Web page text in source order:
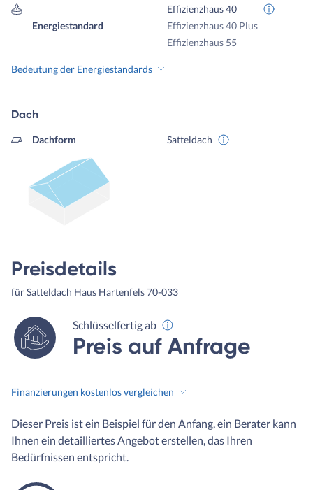
Energiestandard
Effizienzhaus 40
Effizienzhaus 40 Plus
Effizienzhaus 55
Bedeutung der Energiestandards
Dach
Dachform Satteldach
Preisdetails
für Satteldach Haus Hartenfels 70-033
Schlüsselfertig ab
Preis auf Anfrage
Finanzierungen kostenlos vergleichen
Dieser Preis ist ein Beispiel für den Anfang, ein Berater kann
Ihnen ein detailliertes Angebot erstellen, das Ihren
Bedürfnissen entspricht.